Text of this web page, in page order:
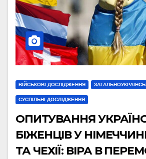
ВІЙСЬКОВІ ДОСЛІДЖЕННЯ
СУСПІЛЬНІ ДОСЛІДЖЕННЯ
ОПИТУВАННЯ
БІЖЕНЦІВ У
ТА ЧЕХІЇ: ВІРА В